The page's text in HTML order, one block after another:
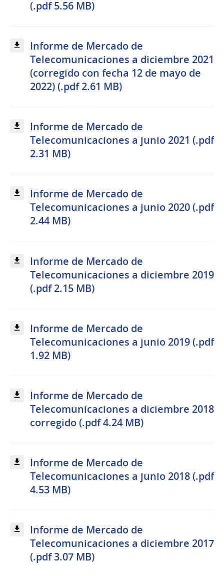
(.pdf 5.56 MB)
Informe de Mercado de
Telecomunicaciones a diciembre 2021
(corregido con fecha 12 de mayo de
2022) (.pdf 2.61 MB)
Informe de Mercado de
Telecomunicaciones a junio 2021 (.pdf
2.31 MB)
Informe de Mercado de
Telecomunicaciones a junio 2020 (.pdf
2.44 MB)
Informe de Mercado de
Telecomunicaciones a diciembre 2019
(.pdf 2.15 MB)
Informe de Mercado de
Telecomunicaciones a junio 2019 (.pdf
1.92 MB)
Informe de Mercado de
Telecomunicaciones a diciembre 2018
corregido (.pdf 4.24 MB)
Informe de Mercado de
Telecomunicaciones a junio 2018 (.pdf
4.53 MB)
Informe de Mercado de
Telecomunicaciones a diciembre 2017
(.pdf 3.07 MB)